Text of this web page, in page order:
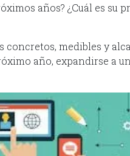
años? ¿Cuál es su
medibles y
año, expandirse a